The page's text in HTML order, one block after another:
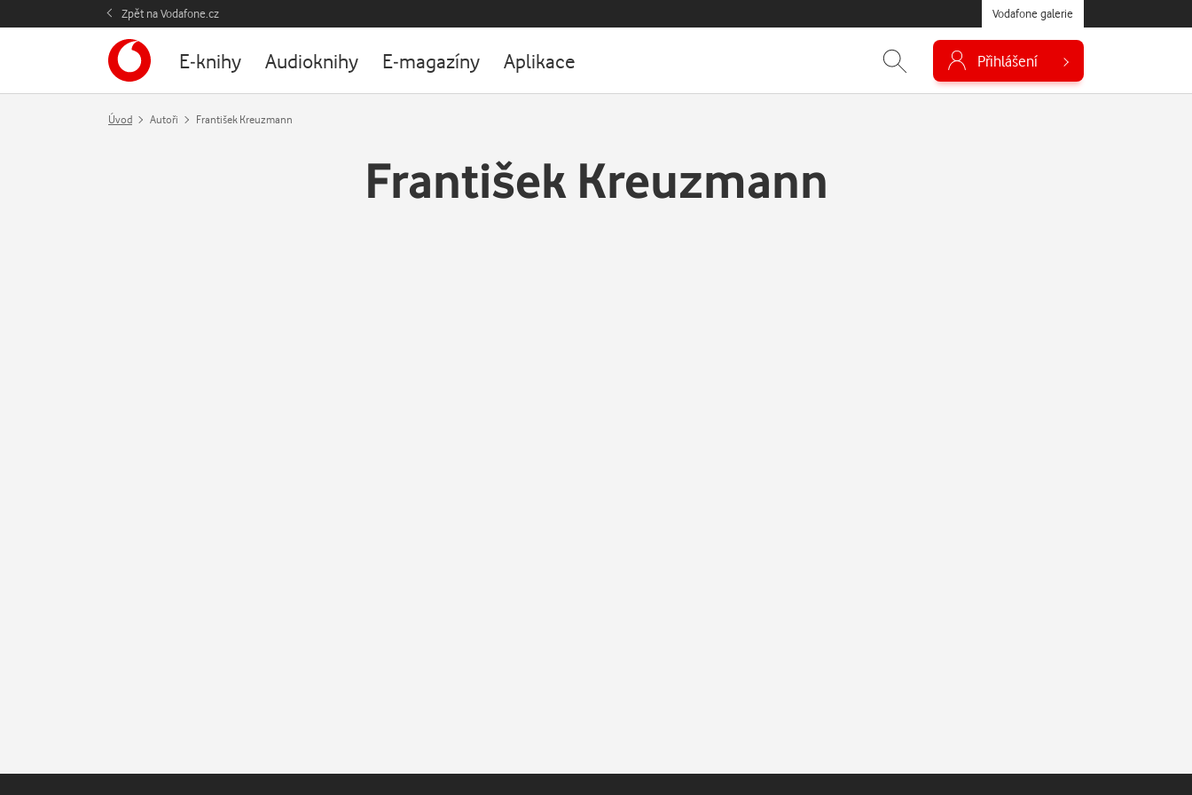
Zpět na Vodafone.cz Vodafone galerie
E-knihy Audioknihy E-magazíny Aplikace Přihlášení
Úvod Autoři František Kreuzmann
František Kreuzmann